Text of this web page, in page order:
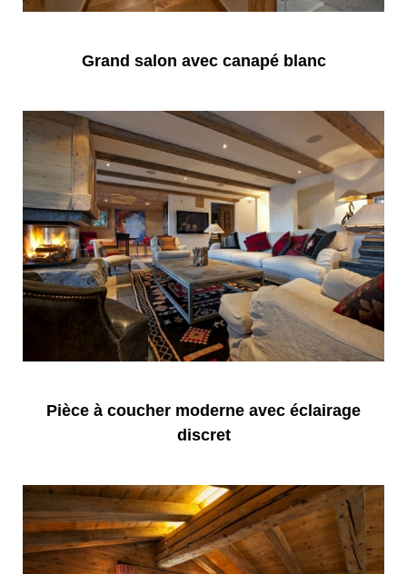
Grand salon avec canapé blanc
Pièce à coucher moderne avec éclairage
discret